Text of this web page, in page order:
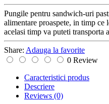
Pungile pentru sandwich-uri
alimentare proaspete, in timp ce
acelasi timp va puteti transporta
Share: Adauga la favorite
0 Review
Caracteristici produs
Descriere
Reviews (0)